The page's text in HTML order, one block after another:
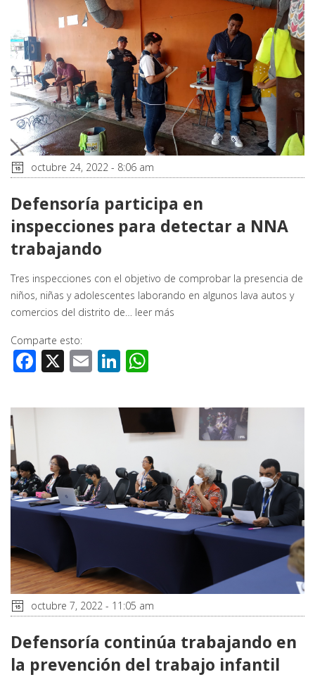
octubre 24, 2022 - 8:06 am
Defensoría participa en
inspecciones para detectar a NNA
trabajando
Tres inspecciones con el objetivo de comprobar la presencia de
niños, niñas y adolescentes laborando en algunos lava autos y
comercios del distrito de… leer más
Comparte esto:
Facebook
X EmailLinkedIn
octubre 7, 2022 - 11:05 am
Defensoría continúa trabajando en
la prevención del trabajo infantil